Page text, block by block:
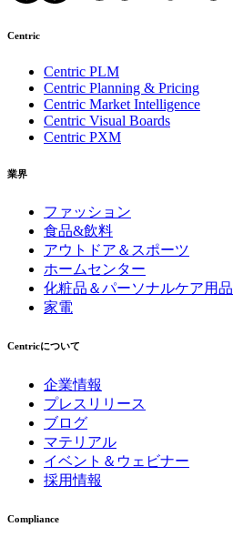
Centric
Centric PLM
Centric Planning & Pricing
Centric Market Intelligence
Centric Visual Boards
Centric PXM
業界
ファッション
食品&飲料
アウトドア＆スポーツ
ホームセンター
化粧品＆パーソナルケア用品
家電
Centricについて
企業情報
プレスリリース
ブログ
マテリアル
イベント＆ウェビナー
採用情報
Compliance